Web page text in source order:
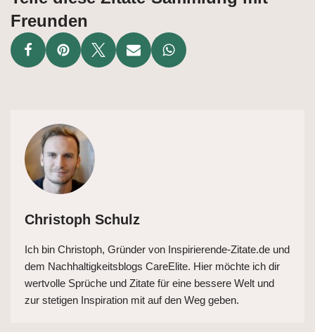
Freunden
Christoph Schulz
Ich bin Christoph, Gründer von Inspirierende-Zitate.de und
dem Nachhaltigkeitsblogs CareElite. Hier möchte ich dir
wertvolle Sprüche und Zitate für eine bessere Welt und
zur stetigen Inspiration mit auf den Weg geben.